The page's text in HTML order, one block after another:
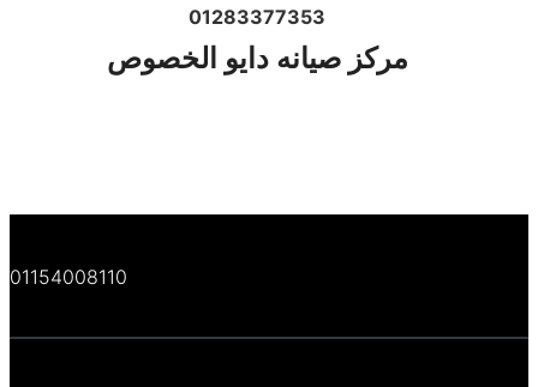
01283377353
مركز صيانه دايو الخصوص
01154008110